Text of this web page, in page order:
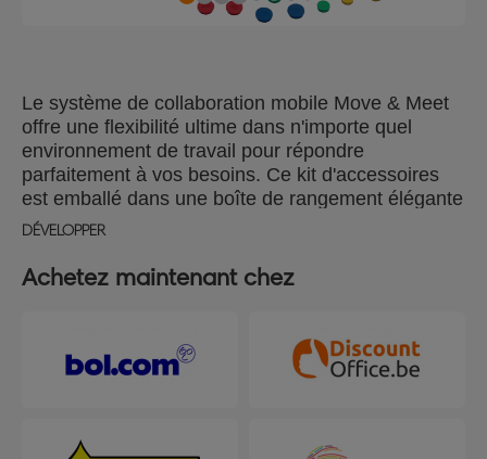
Le système de collaboration mobile Move & Meet
offre une flexibilité ultime dans n'importe quel
environnement de travail pour répondre
parfaitement à vos besoins. Ce kit d'accessoires
est emballé dans une boîte de rangement élégante
qui se range soigneusement sur la base du
pour commencer. Il comprend 14 marqueurs
adhésifs pour quadrillage, 100 punaises, 750
cartes modération et 1040 autocollants pour une
mm, Profondeur 296 mm
DÉVELOPPER
Achetez maintenant chez